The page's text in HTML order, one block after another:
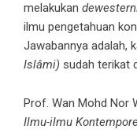
melakukan
ilmu pengetahuan
Jawabannya adalah,
Islâmi) sudah terikat
Prof. Wan Mohd Nor
Ilmu-ilmu